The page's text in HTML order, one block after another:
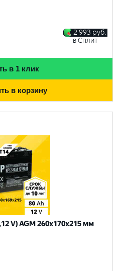
2 993 руб.
в Сплит
в 1 клик
в корзину
V) AGM 260x170x215 мм